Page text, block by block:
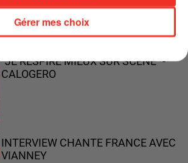
"JE RESPIRE MIEUX SUR SCÈNE" -
CALOGERO
INTERVIEW CHANTE FRANCE AVEC
VIANNEY
Gérer mes choix